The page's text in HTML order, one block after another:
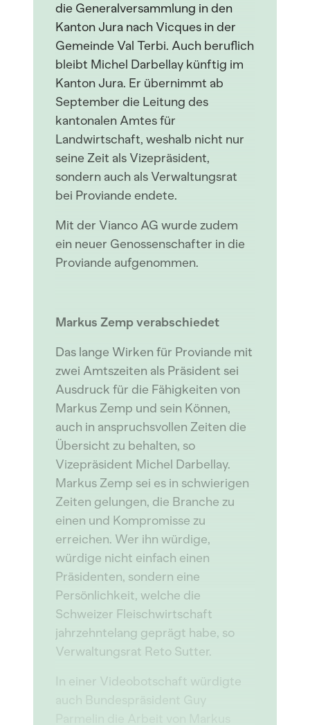
die Generalversammlung in den
Kanton Jura nach Vicques in der
Gemeinde Val Terbi. Auch beruflich
bleibt Michel Darbellay künftig im
Kanton Jura. Er übernimmt ab
September die Leitung des
kantonalen Amtes für
Landwirtschaft, weshalb nicht nur
seine Zeit als Vizepräsident,
sondern auch als Verwaltungsrat
bei Proviande endete.
Mit der Vianco AG wurde zudem
ein neuer Genossenschafter in die
Proviande aufgenommen.
Markus Zemp verabschiedet
Das lange Wirken für Proviande mit
zwei Amtszeiten als Präsident sei
Ausdruck für die Fähigkeiten von
Markus Zemp und sein Können,
auch in anspruchsvollen Zeiten die
Übersicht zu behalten, so
Vizepräsident Michel Darbellay.
Markus Zemp sei es in schwierigen
Zeiten gelungen, die Branche zu
einen und Kompromisse zu
erreichen. Wer ihn würdige,
würdige nicht einfach einen
Präsidenten, sondern eine
Persönlichkeit, welche die
Schweizer Fleischwirtschaft
jahrzehntelang geprägt habe, so
Verwaltungsrat Reto Sutter.
In einer Videobotschaft würdigte
auch Bundespräsident Guy